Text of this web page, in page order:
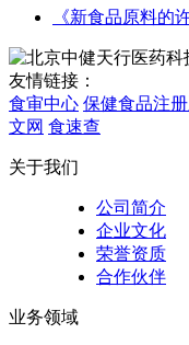
《新食品原料的
友情链接：
食审中心 保健食品注
文网 食速查
关于我们
公司简介
企业文化
荣誉资质
合作伙伴
业务领域